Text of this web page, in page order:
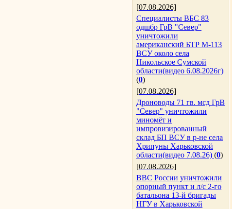
[07.08.2026]
Специалисты ВБС 83
одшбр ГрВ "Север"
уничтожили
американский БТР М-113
ВСУ около села
Никольское Сумской
области(видео 6.08.2026г)
(0)
[07.08.2026]
Дроноводы 71 гв. мсд ГрВ
"Север" уничтожили
миномёт и
импровизированный
склад БП ВСУ в р-не села
Хрипуны Харьковской
области(видео 7.08.26) (0)
[07.08.2026]
ВВС России уничтожили
опорный пункт и л/с 2-го
батальона 13-й бригады
НГУ в Харьковской